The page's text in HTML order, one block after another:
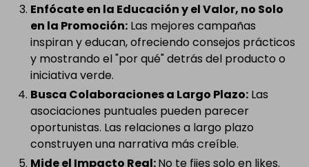
Enfócate en la Educación y el Valor, no Solo
en la Promoción: Las mejores campañas
inspiran y educan, ofreciendo consejos prácticos
y mostrando el "por qué" detrás del producto o
iniciativa verde.
Busca Colaboraciones a Largo Plazo: Las
asociaciones puntuales pueden parecer
oportunistas. Las relaciones a largo plazo
construyen una narrativa más creíble.
Mide el Impacto Real:No te fijes solo en likes.